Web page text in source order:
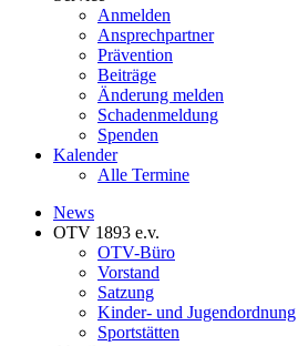
Anmelden
Ansprechpartner
Prävention
Beiträge
Änderung melden
Schadenmeldung
Spenden
Kalender
Alle Termine
News
OTV 1893 e.v.
OTV-Büro
Vorstand
Satzung
Kinder- und Jugendordnung
Sportstätten